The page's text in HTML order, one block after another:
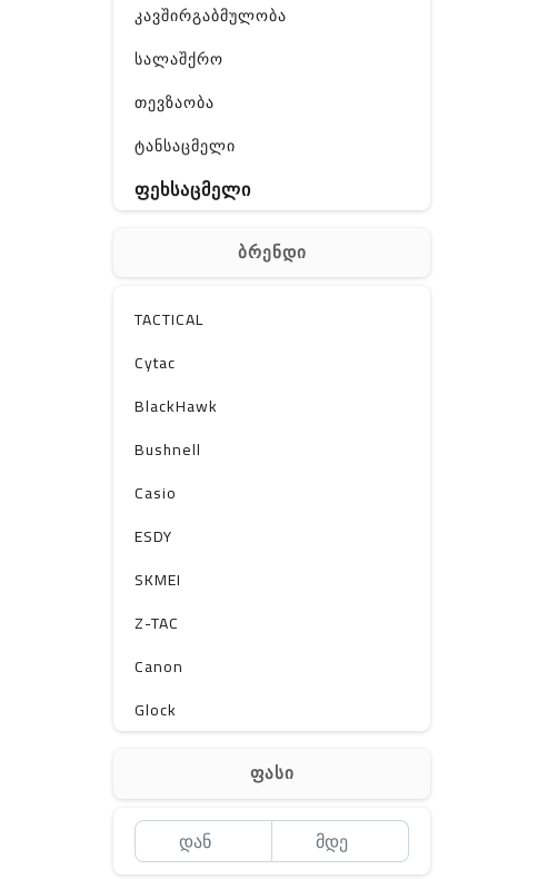
კავშირგაბმულობა
სალაშქრო
თევზაობა
ტანსაცმელი
ფეხსაცმელი
სხვა
Off-Road
ბრენდი
TACTICAL
Cytac
BlackHawk
Bushnell
Casio
ESDY
SKMEI
Z-TAC
Canon
Glock
Lancer Tactical
ფასი